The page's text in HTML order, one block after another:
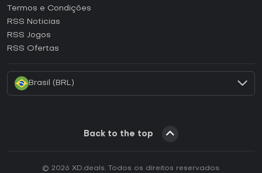
Como ativar uma CD Key GOG?
Como ativar uma CD Key Ubisoft Connect?
Termos e Condições
RSS Noticias
RSS Jogos
RSS Ofertas
Brasil (BRL)
Back to the top
© 2026 XD.deals. Todos os direitos reservados.